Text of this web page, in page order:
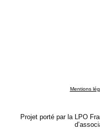
Mentions
Projet porté par la LPO